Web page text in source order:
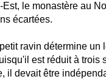
le monastère au
écartées.
ravin détermine un
est réduit à trois
il devait être